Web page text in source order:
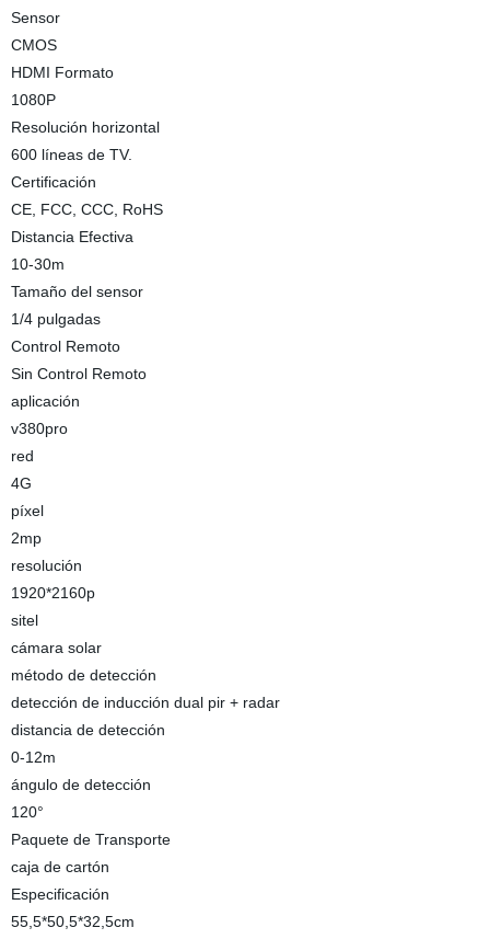
Sensor
CMOS
HDMI Formato
1080P
Resolución horizontal
600 líneas de TV.
Certificación
CE, FCC, CCC, RoHS
Distancia Efectiva
10-30m
Tamaño del sensor
1/4 pulgadas
Control Remoto
Sin Control Remoto
aplicación
v380pro
red
4G
píxel
2mp
resolución
1920*2160p
sitel
cámara solar
método de detección
detección de inducción dual pir + radar
distancia de detección
0-12m
ángulo de detección
120°
Paquete de Transporte
caja de cartón
Especificación
55,5*50,5*32,5cm